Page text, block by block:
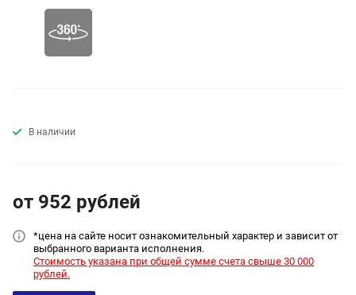
В наличии
от 952 рублей
*цена на сайте носит ознакомительный характер и зависит от
выбранного варианта исполнения.
Стоимость указана при общей сумме счета свыше 30 000
рублей.